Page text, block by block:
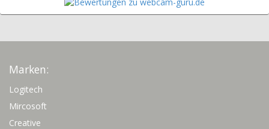
Marken:
Logitech
Mircosoft
Creative